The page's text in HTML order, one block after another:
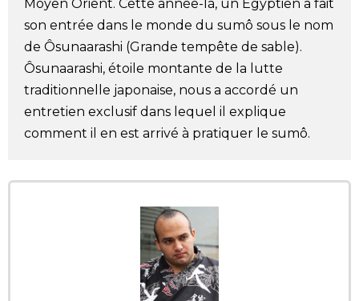
Gastronomie
Le japonais
En plus
Moyen Orient. Cette année-là, un Egyptien a fait
son entrée dans le monde du sumô sous le nom
de Ôsunaarashi (Grande tempête de sable).
Ôsunaarashi, étoile montante de la lutte
traditionnelle japonaise, nous a accordé un
entretien exclusif dans lequel il explique
comment il en est arrivé à pratiquer le sumô.